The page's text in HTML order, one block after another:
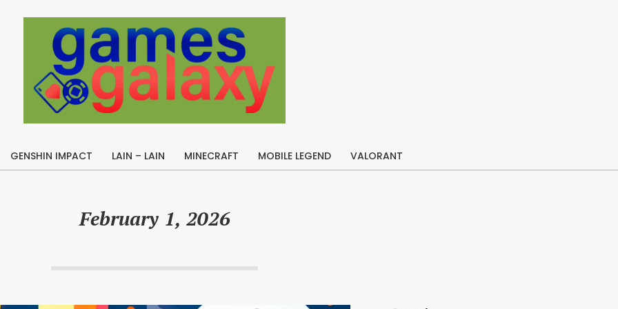
B
i
Primary
GENSHIN IMPACT LAIN – LAIN MINECRAFT MOBILE LEGEND VALORANT
February 1, 2026